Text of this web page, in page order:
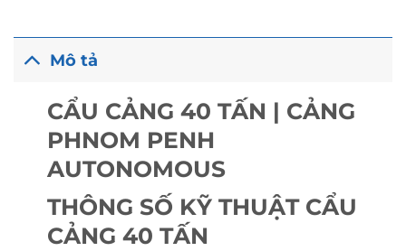
Mô tả
CẨU CẢNG 40 TẤN | CẢNG
PHNOM PENH
AUTONOMOUS
THÔNG SỐ KỸ THUẬT CẨU
CẢNG 40 TẤN